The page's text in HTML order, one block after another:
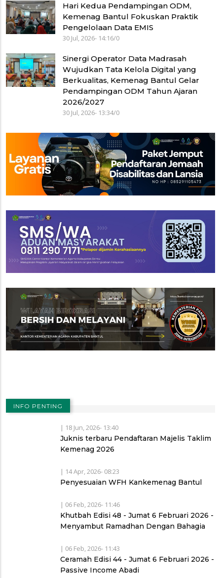
Hari Kedua Pendampingan ODM,
Kemenag Bantul Fokuskan Praktik
Pengelolaan Data EMIS
30 Jul, 2026- 14:16/0
Sinergi Operator Data Madrasah
Wujudkan Tata Kelola Digital yang
Berkualitas, Kemenag Bantul Gelar
Pendampingan ODM Tahun Ajaran
2026/2027
30 Jul, 2026- 13:34/0
INFO PENTING
| 18 Jun, 2026- 13:40
Juknis terbaru Pendaftaran Majelis Taklim
Kemenag 2026
| 14 Apr, 2026- 08:23
Penyesuaian WFH Kankemenag Bantul
| 06 Feb, 2026- 11:46
Khutbah Edisi 48 - Jumat 6 Februari 2026 -
Menyambut Ramadhan Dengan Bahagia
| 06 Feb, 2026- 11:43
Ceramah Edisi 44 - Jumat 6 Februari 2026 -
Passive Income Abadi